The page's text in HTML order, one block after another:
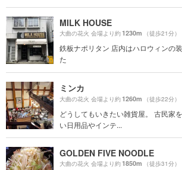
MILK HOUSE
大曲の花火 会場より約1230m （徒歩21分）
鉄板ナポリタン 店内はハロウィンの
た
ミンカ
大曲の花火 会場より約1260m （徒歩22分）
どうしてもいきたい雑貨屋。 古民家
い日用品やインテ...
GOLDEN FIVE NOODLE
大曲の花火 会場より約1850m （徒歩31分）